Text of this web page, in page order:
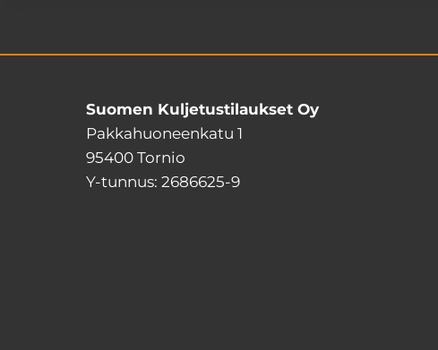
Suomen Kuljetustilaukset Oy
Pakkahuoneenkatu 1
95400 Tornio
Y-tunnus: 2686625-9